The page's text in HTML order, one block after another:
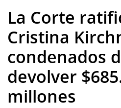
La Corte
Cristina
condenados
devolver
millones